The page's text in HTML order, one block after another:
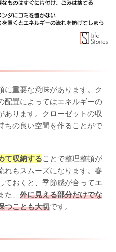
に重要な意味があります。ク
配置によってはエネルギーの
あります。クローゼットの収
ちの良い空間を作ることがで
て収納することで整理整頓が
れもスムーズになります。春
ておくと、季節感が合ってエ
、 外に見える部分だけでな
つことも大切です。